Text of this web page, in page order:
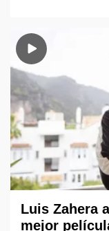
Luis Zahera
mejor